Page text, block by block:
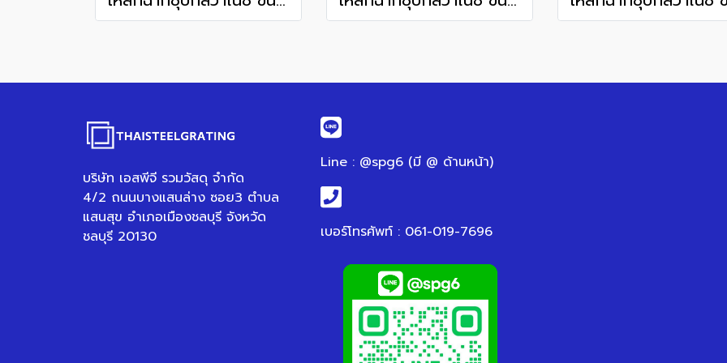
บริษัท เอสพีจี รวมวัสดุ จำกัด
4/2 ถนนบางแสนล่าง ซอย3 ตำบล
แสนสุข อำเภอเมืองชลบุรี จังหวัด
ชลบุรี 20130
Line : @spg6 (มี @ ด้านหน้า)
เบอร์โทรศัพท์ : 061-019-7696